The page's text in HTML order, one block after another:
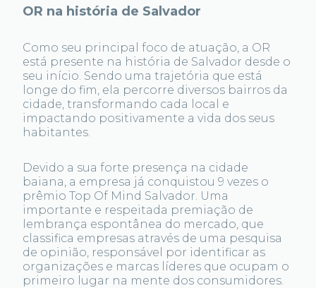
OR na história de Salvador
Como seu principal foco de atuação, a OR
está presente na história de Salvador desde o
seu início. Sendo uma trajetória que está
longe do fim, ela percorre diversos bairros da
cidade, transformando cada local e
impactando positivamente a vida dos seus
habitantes.
Devido a sua forte presença na cidade
baiana, a empresa já conquistou 9 vezes o
prêmio Top Of Mind Salvador. Uma
importante e respeitada premiação de
lembrança espontânea do mercado, que
classifica empresas através de uma pesquisa
de opinião, responsável por identificar as
organizações e marcas líderes que ocupam o
primeiro lugar na mente dos consumidores.